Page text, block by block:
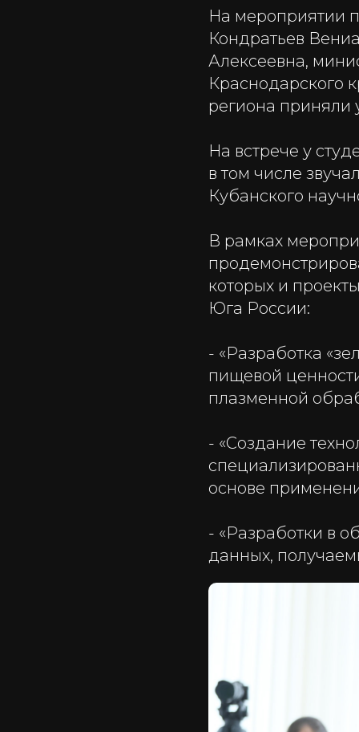
На мероприятии
Кондратьев
Алексеевна,
Краснодарского
региона приняли
На встрече у
в том числе
Кубанского
В рамках
которых и
Юга России:
- «Разработка
пищевой
плазменной
- «Создание
основе
- «Разработки в
данных,